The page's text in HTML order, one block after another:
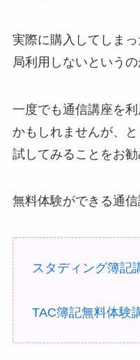
実際に購入してしま
局利用しないという
一度でも通信講座を
かもしれませんが、
試してみることをお勧
無料体験ができる通信
スタディング簿記
TAC簿記無料体験